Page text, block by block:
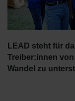
LEAD steht für
Treiber:innen
Wandel zu